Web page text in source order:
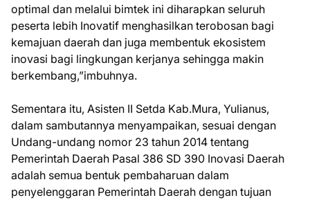
optimal dan melalui bimtek ini diharapkan seluruh
peserta lebih Inovatif menghasilkan terobosan bagi
kemajuan daerah dan juga membentuk ekosistem
inovasi bagi lingkungan kerjanya sehingga makin
berkembang,”imbuhnya.
Sementara itu, Asisten II Setda Kab.Mura, Yulianus,
dalam sambutannya menyampaikan, sesuai dengan
Undang-undang nomor 23 tahun 2014 tentang
Pemerintah Daerah Pasal 386 SD 390 Inovasi Daerah
adalah semua bentuk pembaharuan dalam
penyelenggaran Pemerintah Daerah dengan tujuan